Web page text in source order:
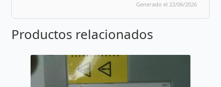
Generado el 22/06/2026
Productos relacionados